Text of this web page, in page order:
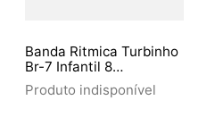
Banda Ritmica Turbinho
Br-7 Infantil 8
Instrumentos
Produto indisponível